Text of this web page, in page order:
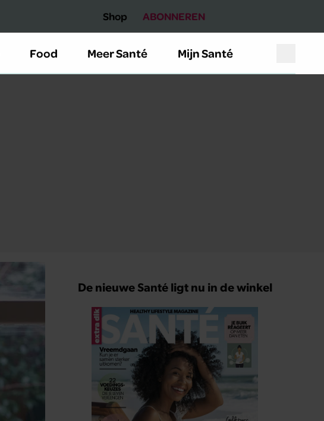
Shop ABONNEREN
Food Meer Santé Mijn Santé
De nieuwe Santé ligt nu in de winkel